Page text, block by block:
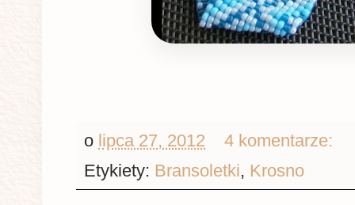
o lipca 27, 2012
4 komentarze:
Etykiety: Bransoletki, Krosno